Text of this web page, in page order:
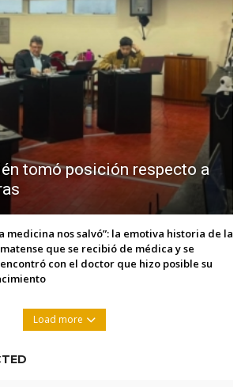
tomó posición respecto a
medicina nos salvó”: la emotiva historia de la
que se recibió de médica y se
con el doctor que hizo posible su
Load more